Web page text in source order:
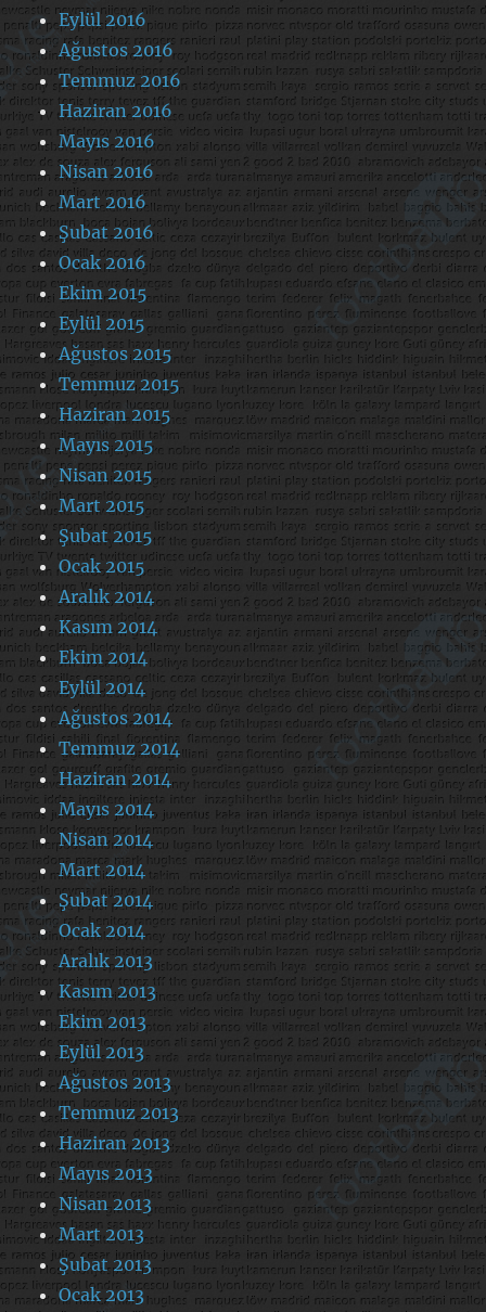
Eylül 2016
Ağustos 2016
Temmuz 2016
Haziran 2016
Mayıs 2016
Nisan 2016
Mart 2016
Şubat 2016
Ocak 2016
Ekim 2015
Eylül 2015
Ağustos 2015
Temmuz 2015
Haziran 2015
Mayıs 2015
Nisan 2015
Mart 2015
Şubat 2015
Ocak 2015
Aralık 2014
Kasım 2014
Ekim 2014
Eylül 2014
Ağustos 2014
Temmuz 2014
Haziran 2014
Mayıs 2014
Nisan 2014
Mart 2014
Şubat 2014
Ocak 2014
Aralık 2013
Kasım 2013
Ekim 2013
Eylül 2013
Ağustos 2013
Temmuz 2013
Haziran 2013
Mayıs 2013
Nisan 2013
Mart 2013
Şubat 2013
Ocak 2013